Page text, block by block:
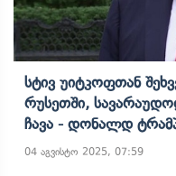
Სტივ Უიტკოფთან
Რუსეთში,
Ჩავა - Დონალდ
04 აგვისტო 2025, 07:59